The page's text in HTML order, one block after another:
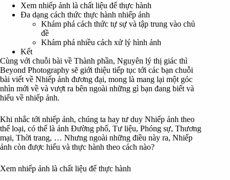
Xem nhiếp ảnh là chất liệu để thực hành
Đa dạng cách thức thực hành nhiếp ảnh
Khám phá cách thức tự sự và tập trung vào chủ
đề
Khám phá nhiều cách xử lý hình ảnh
Kết
Cùng với chuỗi bài về Thành phần, Nguyên lý thị giác thì
Beyond Photography sẽ giới thiệu tiếp tục tới các bạn chuỗi
bài viết về Nhiếp ảnh đương đại, mong là mang lại một góc
nhìn mới về và vượt ra bên ngoài những gì bạn đang biết và
hiểu về nhiếp ảnh.
Khi nhắc tới nhiếp ảnh, chúng ta hay tư duy Nhiếp ảnh theo
thể loại, có thể là ảnh Đường phố, Tư liệu, Phóng sự, Thương
mại, Thời trang, … Nhưng ngoài những điều này ra, Nhiếp
ảnh còn được hiểu và thực hành theo cách nào?
Xem nhiếp ảnh là chất liệu để thực hành